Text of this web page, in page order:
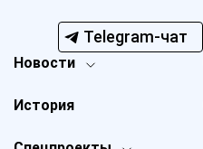
Telegram-чат
Новости
История